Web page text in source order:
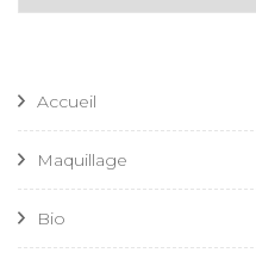
Accueil
Maquillage
Bio